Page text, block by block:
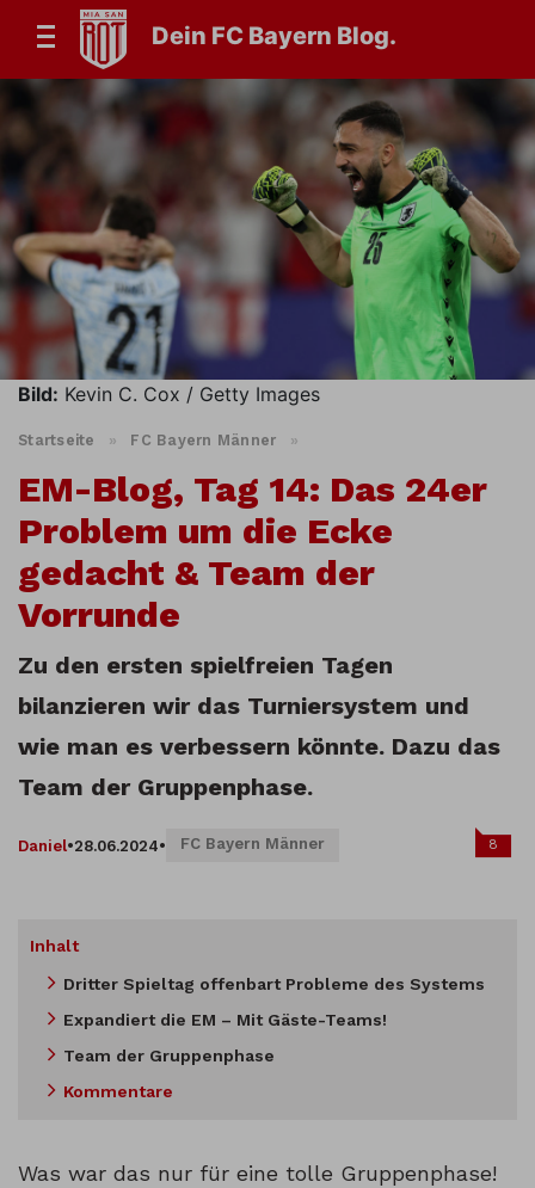
Dein FC Bayern Blog.
Bild: Kevin C. Cox / Getty Images
Startseite » FC Bayern Männer »
EM-Blog, Tag 14: Das 24er
Problem um die Ecke
gedacht & Team der
Vorrunde
Zu den ersten spielfreien Tagen
bilanzieren wir das Turniersystem und
wie man es verbessern könnte. Dazu das
Team der Gruppenphase.
Daniel•28.06.2024• FC Bayern Männer 8
Inhalt
Dritter Spieltag offenbart Probleme des Systems
Expandiert die EM – Mit Gäste-Teams!
Team der Gruppenphase
Kommentare
Was war das nur für eine tolle Gruppenphase!